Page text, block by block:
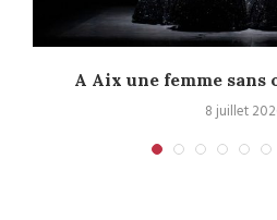
A Aix une femme sans
8 juillet